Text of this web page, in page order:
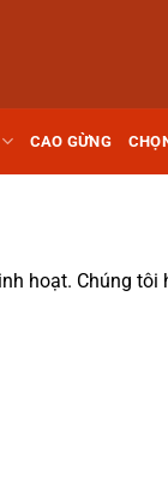
CAO GỪNG
hoạt. Chúng tôi